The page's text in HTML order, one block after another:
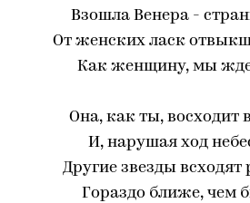
Взошла Венера -
От женских ласк
Как женщину, мы
Она, как ты, восходит
И, нарушая ход
Другие звезды всходят
Гораздо ближе, чем